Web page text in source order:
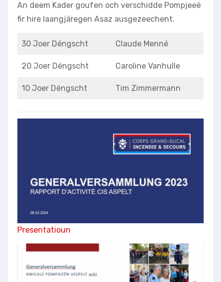
An deem Kader goufen och verschidde Pompjeeë
fir hire laangjäregen Asaz ausgezeechent.
30 Joer Déngscht Claude Menné
20 Joer Déngscht Caroline Vanhulle
10 Joer Déngscht Tim Zimmermann
Presentatioun